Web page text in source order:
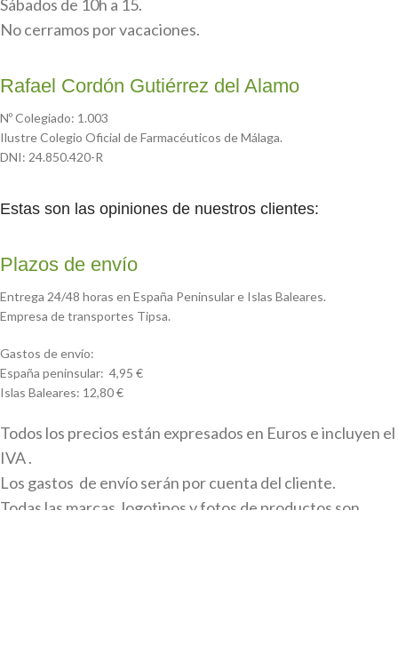
Sábados de 10h a 15.
No cerramos por vacaciones.
Rafael Cordón Gutiérrez del Alamo
Nº Colegiado: 1.003
Ilustre Colegio Oficial de Farmacéuticos de Málaga.
DNI: 24.850.420-R
Estas son las opiniones de nuestros clientes:
Plazos de envío
Entrega 24/48 horas en España Peninsular e Islas Baleares.
Empresa de transportes Tipsa.
Gastos de envío:
España peninsular: 4,95 €
Islas Baleares: 12,80 €
Todos los precios están expresados en Euros e incluyen el
IVA .
Los gastos de envío serán por cuenta del cliente.
Todas las marcas, logotipos y fotos de productos son